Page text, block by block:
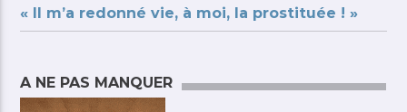
« Il m’a redonné vie, à moi, la prostituée ! »
A NE PAS MANQUER